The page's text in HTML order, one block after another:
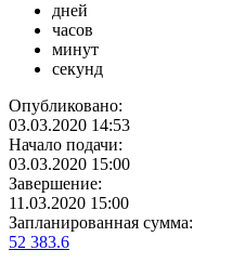
дней
часов
минут
секунд
Опубликовано:
03.03.2020 14:53
Начало подачи:
03.03.2020 15:00
Завершение:
11.03.2020 15:00
Запланированная сумма:
52 383.6